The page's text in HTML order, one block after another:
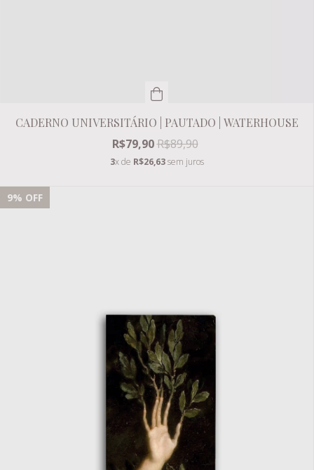
CADERNO UNIVERSITÁRIO | PAUTADO | WATERHOUSE
R$79,90R$89,90
3x de R$26,63sem juros
9% OFF